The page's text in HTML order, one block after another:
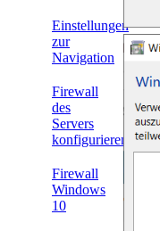
Einstellungen
zur
Navigation
Firewall
des
Servers
konfigurieren
Firewall
Windows
10